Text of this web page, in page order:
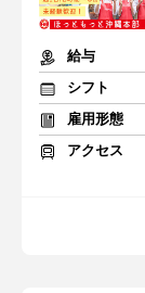
給与
シフト
雇用形態
アクセス